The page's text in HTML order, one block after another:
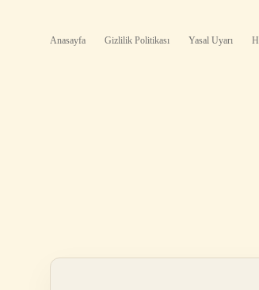
Anasayfa Gizlilik Politikası Yasal Uyarı